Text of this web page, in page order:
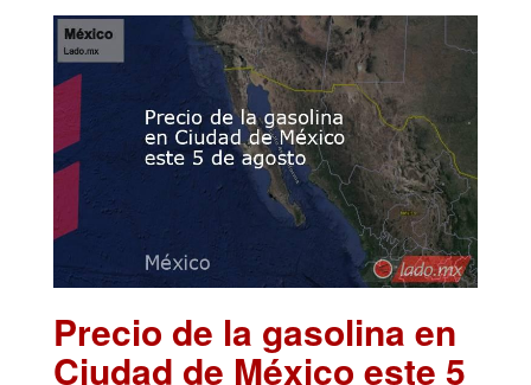
Precio de la gasolina en
Ciudad de México este 5